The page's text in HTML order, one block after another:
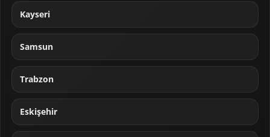
Kayseri
Samsun
Trabzon
Eskişehir